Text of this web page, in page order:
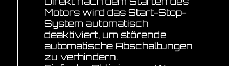
Motors wird das Start-Stop-
System automatisch
deaktiviert, um störende
automatische Abschaltungen
zu verhindern.